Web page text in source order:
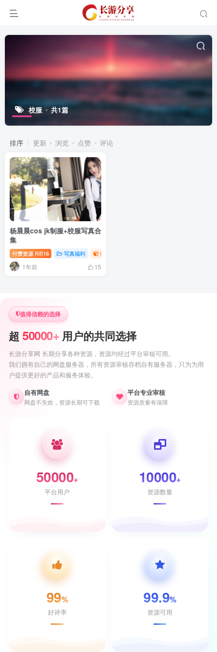
校服 共1篇
排序 更新 浏览 点赞 评论
杨晨晨cos jk制服+校服写真合
集
付费资源 R币16 写真福利 御姐写真照片专题
1年前 15
值得信赖的选择
超50000+ 用户的共同选择
长游分享网 长期分享各种资源，资源均经过平台审核可用。
我们拥有自己的网盘服务器，所有资源审核存档自有服务器，只为为用
户提供更好的产品和服务体验。
自有网盘
网盘不失效，资源长期可下载
平台专业审核
资源质量有保障
50000+
平台用户
10000+
资源数量
99%
好评率
99.9%
资源可用